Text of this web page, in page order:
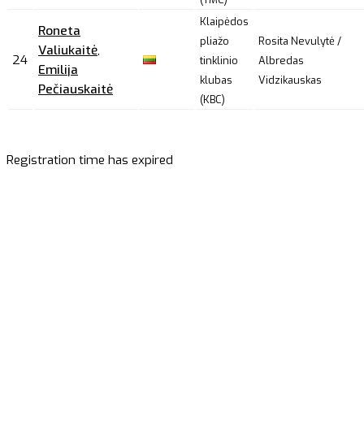
24
Roneta
Valiukaitė,
Emilija
Pečiauskaitė
Klaipėdos
pliažo
tinklinio
klubas
(KBC)
Rosita Nevulytė /
Albredas
Vidzikauskas
Registration time has expired